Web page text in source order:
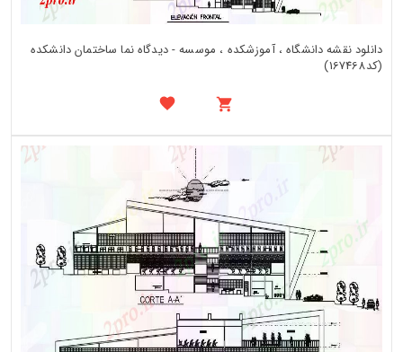
دانلود نقشه دانشگاه ، آموزشکده ، موسسه - دیدگاه نما ساختمان دانشکده
(کد167468)